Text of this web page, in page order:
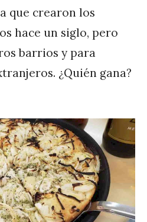
que crearon los
hace un siglo, pero
barrios y para
¿Quién gana?